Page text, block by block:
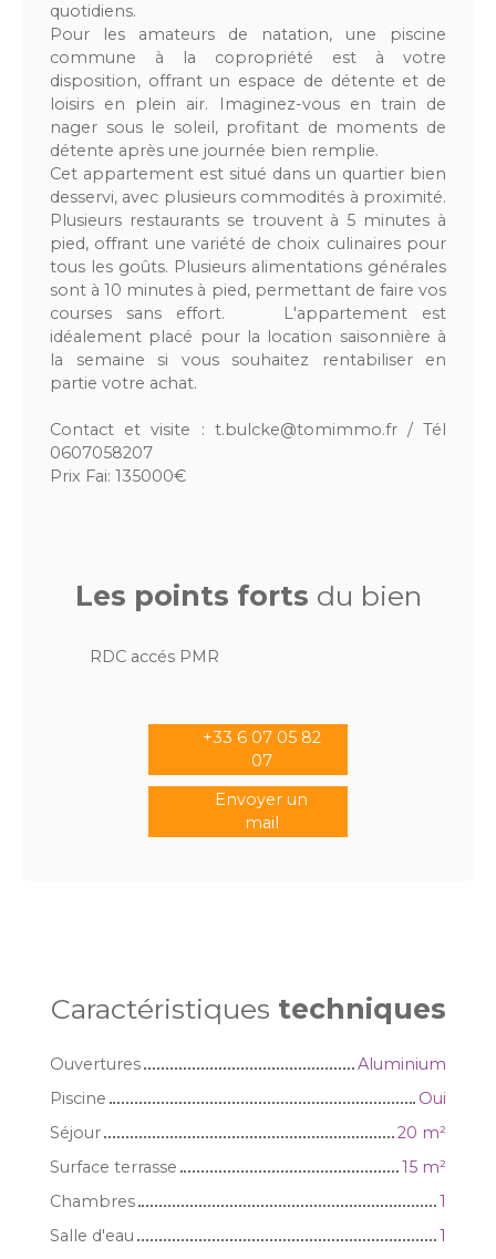
quotidiens.
Pour les amateurs de natation, une piscine
commune à la copropriété est à votre
disposition, offrant un espace de détente et de
loisirs en plein air. Imaginez-vous en train de
nager sous le soleil, profitant de moments de
détente après une journée bien remplie.
Cet appartement est situé dans un quartier bien
desservi, avec plusieurs commodités à proximité.
Plusieurs restaurants se trouvent à 5 minutes à
pied, offrant une variété de choix culinaires pour
tous les goûts. Plusieurs alimentations générales
sont à 10 minutes à pied, permettant de faire vos
courses sans effort. L'appartement est
idéalement placé pour la location saisonnière à
la semaine si vous souhaitez rentabiliser en
partie votre achat.
Contact et visite : t.bulcke@tomimmo.fr / Tél
0607058207
Prix Fai: 135000€
Les points forts du bien
RDC accés PMR
+33 6 07 05 82
07
Envoyer un
mail
Caractéristiques techniques
Ouvertures
Aluminium
Piscine
Oui
Séjour
20 m²
Surface terrasse
15 m²
Chambres
1
Salle d'eau
1